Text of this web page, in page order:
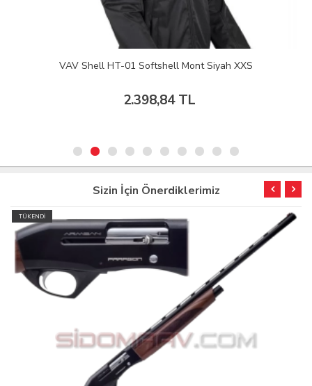
VAV Shell HT-01 Softshell Mont Siyah XXS
2.398,84 TL
Sizin İçin Önerdiklerimiz
TÜKENDİ